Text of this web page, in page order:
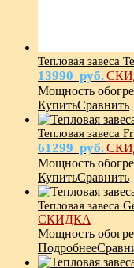
Тепловая завеса
13990 руб.
Мощность
КупитьСравнить
Тепловая завеса
61299 руб.
Мощность
КупитьСравнить
Тепловая завеса
СКИДКА
Мощность
Подробнее